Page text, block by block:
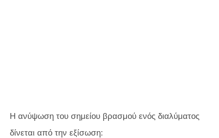
Η ανύψωση του σημείου βρασμού ενός διαλύματος
δίνεται από την εξίσωση: